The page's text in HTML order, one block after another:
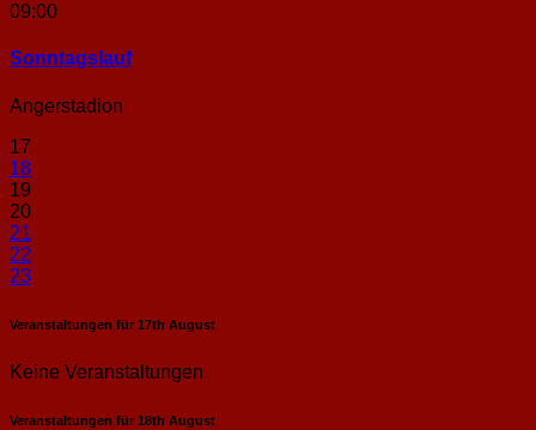
09:00
Sonntags­lauf
Angerstadion
17
18
19
20
21
22
23
Veranstaltungen für 17th August
Keine Veranstaltungen
Veranstaltungen für 18th August